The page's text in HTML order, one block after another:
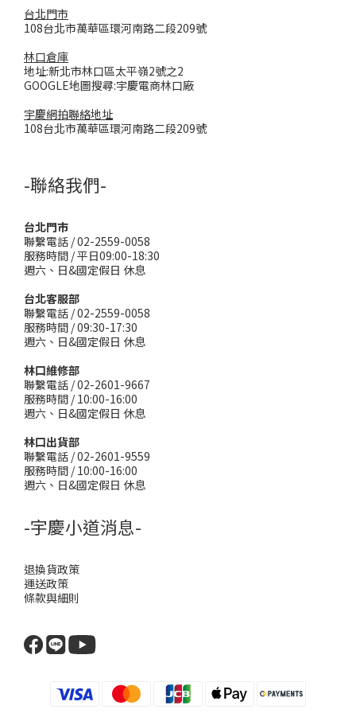
台北門市
108台北市萬華區環河南路二段209號
林口倉庫
地址:新北市林口區太平嶺2號之2
GOOGLE地圖搜尋:宇慶電商林口廠
宇慶網拍聯絡地址
108台北市萬華區環河南路二段209號
-聯絡我們-
台北門市
聯繫電話 / 02-2559-0058
服務時間 / 平日09:00-18:30
週六、日&國定假日 休息
台北客服部
聯繫電話 / 02-2559-0058
服務時間 / 09:30-17:30
週六、日&國定假日 休息
林口維修部
聯繫電話 / 02-2601-9667
服務時間 / 10:00-16:00
週六、日&國定假日 休息
林口出貨部
聯繫電話 / 02-2601-9559
服務時間 / 10:00-16:00
週六、日&國定假日 休息
-宇慶小道消息-
退換貨政策
運送政策
條款與細則